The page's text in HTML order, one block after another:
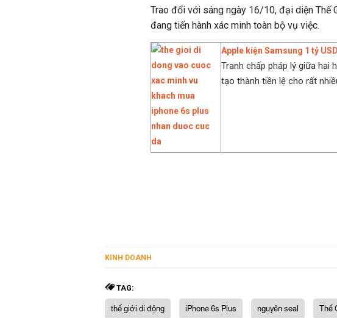
Trao đổi với sáng ngày 16/10, đại diện Thế
đang tiến hành xác minh toàn bộ vụ việc.
Apple kiện Samsung 1 tỷ
Tranh chấp pháp lý giữa hai
tạo thành tiền lệ cho rất
KINH DOANH
TAG:
thế giới di động iPhone 6s Plus nguyên seal Thế